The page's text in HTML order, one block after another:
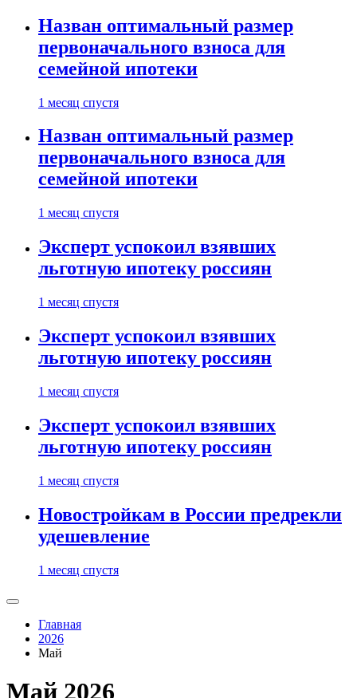
Назван оптимальный размер
первоначального взноса для
семейной ипотеки
1 месяц спустя
Назван оптимальный размер
первоначального взноса для
семейной ипотеки
1 месяц спустя
Эксперт успокоил взявших
льготную ипотеку россиян
1 месяц спустя
Эксперт успокоил взявших
льготную ипотеку россиян
1 месяц спустя
Эксперт успокоил взявших
льготную ипотеку россиян
1 месяц спустя
Новостройкам в России предрекли
удешевление
1 месяц спустя
Главная
2026
Май
Май 2026